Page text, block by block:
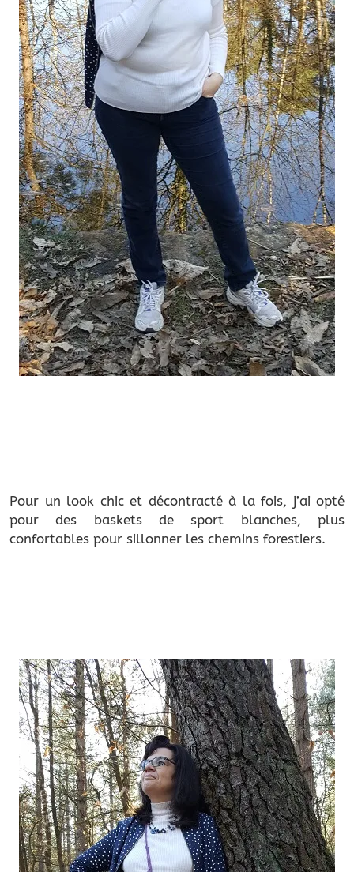
Pour un look chic et décontracté à la fois, j’ai opté
pour des baskets de sport blanches, plus
confortables pour sillonner les chemins forestiers.